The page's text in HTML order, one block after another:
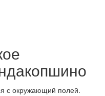
с окружающий полей.